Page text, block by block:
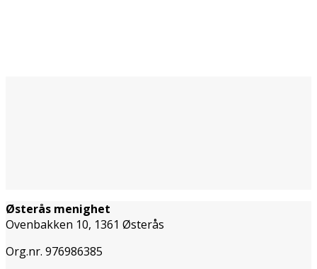
Østerås menighet
Ovenbakken 10, 1361 Østerås
Org.nr. 976986385